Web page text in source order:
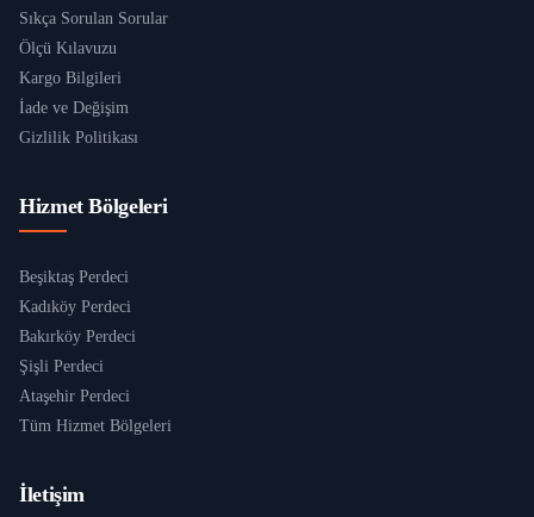
Sıkça Sorulan Sorular
Ölçü Kılavuzu
Kargo Bilgileri
İade ve Değişim
Gizlilik Politikası
Hizmet Bölgeleri
Beşiktaş Perdeci
Kadıköy Perdeci
Bakırköy Perdeci
Şişli Perdeci
Ataşehir Perdeci
Tüm Hizmet Bölgeleri
İletişim